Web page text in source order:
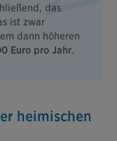
das
ist zwar
dann höheren
Euro pro Jahr.
heimischen